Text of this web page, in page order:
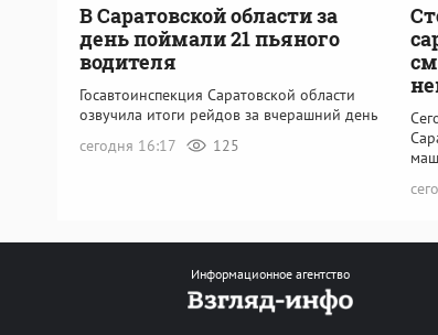
В Саратовской области за
день поймали 21 пьяного
водителя
Госавтоинспекция Саратовской области
озвучила итоги рейдов за вчерашний день
сегодня 16:17
125
Информационное агентство